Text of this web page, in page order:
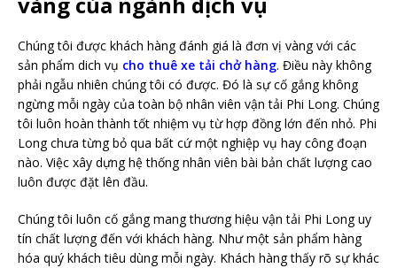
Chúng tôi được khách hàng đánh giá là đơn vị vàng với các
sản phẩm dich vụ cho thuê xe tải chở hàng. Điều này không
phải ngẫu nhiên chúng tôi có được. Đó là sự cố gắng không
ngừng mỗi ngày của toàn bộ nhân viên vận tải Phi Long. Chúng
tôi luôn hoàn thành tốt nhiệm vụ từ hợp đồng lớn đến nhỏ. Phi
Long chưa từng bỏ qua bất cứ một nghiệp vụ hay công đoạn
nào. Việc xây dựng hệ thống nhân viên bài bản chất lượng cao
luôn được đặt lên đầu.
Chúng tôi luôn cố gắng mang thương hiệu vận tải Phi Long uy
tín chất lượng đến với khách hàng. Như một sản phẩm hàng
hóa quý khách tiêu dùng mỗi ngày. Khách hàng thấy rõ sự khác